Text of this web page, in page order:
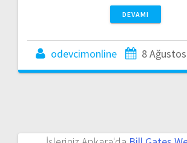
DEVAMI
odevcimonline 8